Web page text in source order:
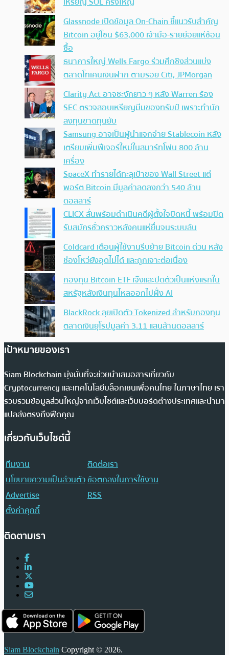
Glassnode เปิดข้อมูล On-Chain ชี้แนวรับสำคัญ
Bitcoin อยู่โซน $63,000 เจ้ามือ-รายย่อยแห่ช้อน
ซื้อ
ธนาคารใหญ่ Wells Fargo ร่วมศึกชิงส่วนแบ่ง
ตลาดโทเคนเงินฝาก ตามรอย Citi, JPMorgan
Clarity Act อาจชะงักยาว ๆ หลัง Warren ร้อง
SEC ตรวจสอบเหรียญมีมของทรัมป์ เพราะทำนัก
ลงทุนขาดทุนยับ
Samsung อาจเป็นผู้นำแจกจ่าย Stablecoin หลัง
เตรียมเพิ่มฟีเจอร์ใหม่ในสมาร์ทโฟน 800 ล้าน
เครื่อง
SpaceX ทำรายได้ทะลุเป้าของ Wall Street แต่
พอร์ต Bitcoin มีมูลค่าลดลงกว่า 540 ล้าน
ดอลลาร์
CLICX ลั่นพร้อมดำเนินคดีผู้ตั้งใจบิดหนี้ พร้อมปิด
รับสมัครชั่วคราวหลังคนแห่ยื่นจนระบบล้น
Coldcard เตือนผู้ใช้งานรีบย้าย Bitcoin ด่วน หลัง
ช่องโหว่ยังอุดไม่ได้ และถูกเจาะต่อเนื่อง
กองทุน Bitcoin ETF เจ๊งและปิดตัวเป็นแห่งแรกใน
สหรัฐหลังเงินทุนไหลออกไปฝั่ง AI
BlackRock ลุยเปิดตัว Tokenized สำหรับกองทุน
ตลาดเงินยุโรปมูลค่า 3.11 แสนล้านดอลลาร์
เป้าหมายของเรา
Siam Blockchain มุ่งมั่นที่จะช่วยนำเสนอสารเกี่ยวกับ
Cryptocurrency และเทคโนโลยีบล็อกเชนเพื่อคนไทย ในภาษาไทย เรา
รวบรวมข้อมูลส่วนใหญ่จากเว็บไซต์และเว็บบอร์ดต่างประเทศและนำมา
แปลส่งตรงถึงฟีดคุณ
เกี่ยวกับเว็บไซต์นี้
ทีมงาน
ติดต่อเรา
นโยบายความเป็นส่วนตัวข้อตกลงในการใช้งาน
Advertise
RSS
ตั้งค่าคุกกี้
ติดตามเรา
Siam Blockchain Copyright © 2026.